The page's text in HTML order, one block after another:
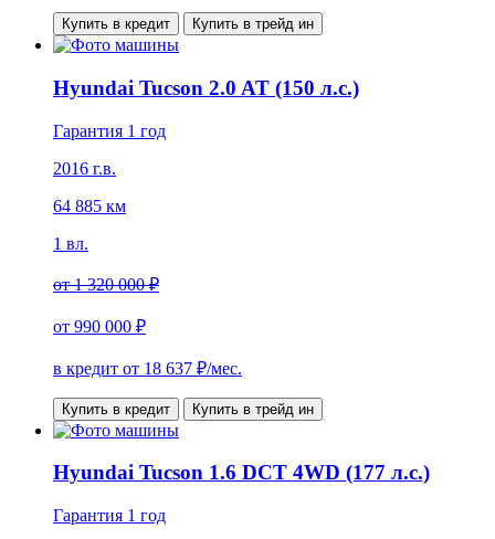
Купить в кредит Купить в трейд ин
Hyundai Tucson 2.0 AT (150 л.с.)
Гарантия 1 год
2016 г.в.
64 885 км
1 вл.
от1 320 000 ₽
от 990 000 ₽
в кредит от 18 637 ₽/мес.
Купить в кредит Купить в трейд ин
Hyundai Tucson 1.6 DCT 4WD (177 л.с.)
Гарантия 1 год